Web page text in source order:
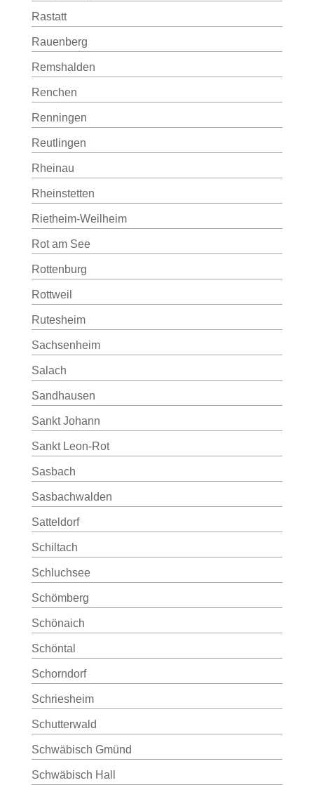
Rastatt
Rauenberg
Remshalden
Renchen
Renningen
Reutlingen
Rheinau
Rheinstetten
Rietheim-Weilheim
Rot am See
Rottenburg
Rottweil
Rutesheim
Sachsenheim
Salach
Sandhausen
Sankt Johann
Sankt Leon-Rot
Sasbach
Sasbachwalden
Satteldorf
Schiltach
Schluchsee
Schömberg
Schönaich
Schöntal
Schorndorf
Schriesheim
Schutterwald
Schwäbisch Gmünd
Schwäbisch Hall